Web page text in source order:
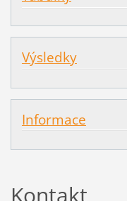
Výsledky
Informace
Kontakt